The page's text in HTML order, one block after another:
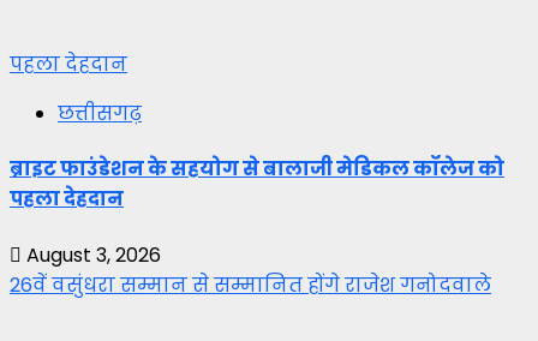
पहला देहदान
छत्तीसगढ़
ब्राइट फाउंडेशन के सहयोग से बालाजी मेडिकल कॉलेज को
पहला देहदान
August 3, 2026
26वें वसुंधरा सम्मान से सम्मानित होंगे राजेश गनोदवाले